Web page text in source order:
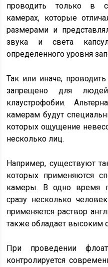
проводить только в
камерах, которые
размерами и
звука и света
определенного уровня
Так или иначе,
запрещено для
клаустрофобии.
камерам будут
которых ощущение
несколько лиц.
Например, существуют
которых применяются
камеры. В одно время
сразу несколько
применяется раствор
также обладает высоким
При проведении
контролируется